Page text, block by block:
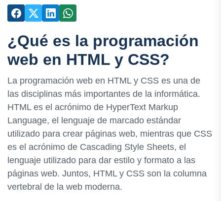
¿Qué es la programación
web en HTML y CSS?
La programación web en HTML y CSS es una de
las disciplinas más importantes de la informática.
HTML es el acrónimo de HyperText Markup
Language, el lenguaje de marcado estándar
utilizado para crear páginas web, mientras que CSS
es el acrónimo de Cascading Style Sheets, el
lenguaje utilizado para dar estilo y formato a las
páginas web. Juntos, HTML y CSS son la columna
vertebral de la web moderna.